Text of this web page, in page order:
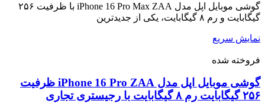
گوشی موبایل اپل مدل iPhone 16 Pro Max ZAA با ظرفیت ۲۵۶
گیگابایت و رم ۸ گیگابایت، یکی از جدیدترین
نمایش سریع
فروخته شده
گوشی موبایل اپل مدل iPhone 16 Pro ZAA ظرفیت
۲۵۶ گیگابایت رم ۸ گیگابایت با رجیستری تجاری